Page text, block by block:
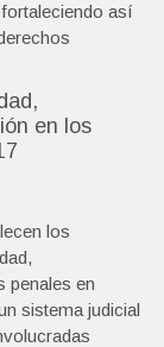
así
en los
los
penales en
sistema judicial